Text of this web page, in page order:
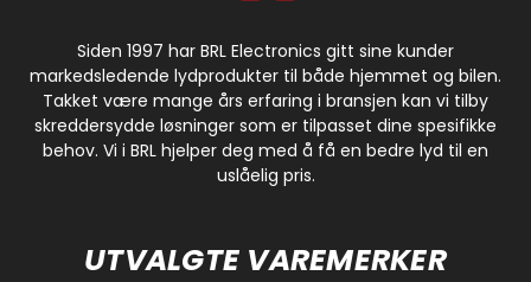
Siden 1997 har BRL Electronics gitt sine kunder
markedsledende lydprodukter til både hjemmet og bilen.
Takket være mange års erfaring i bransjen kan vi tilby
skreddersydde løsninger som er tilpasset dine spesifikke
behov. Vi i BRL hjelper deg med å få en bedre lyd til en
uslåelig pris.
UTVALGTE VAREMERKER